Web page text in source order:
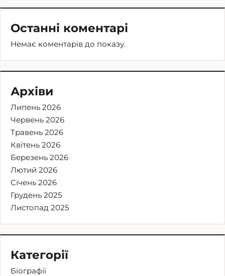
Останні коментарі
Немає коментарів до показу.
Архіви
Липень 2026
Червень 2026
Травень 2026
Квітень 2026
Березень 2026
Лютий 2026
Січень 2026
Грудень 2025
Листопад 2025
Категорії
Біографії